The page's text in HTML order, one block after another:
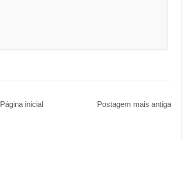
Postagem mais antiga
Página inicial